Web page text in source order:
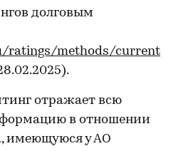
долговым
ratings/methods/current
отражает всю
в отношении
имеющуюся у АО